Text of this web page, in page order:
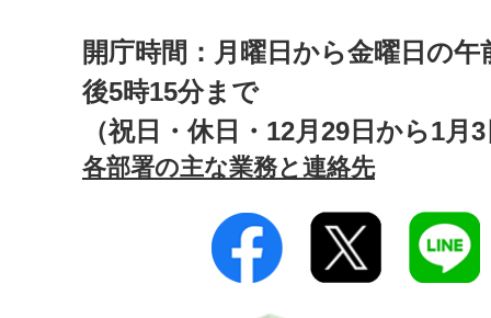
開庁時間：月曜日から金曜日の午
後5時15分まで
（祝日・休日・12月29日から1月
各部署の主な業務と連絡先